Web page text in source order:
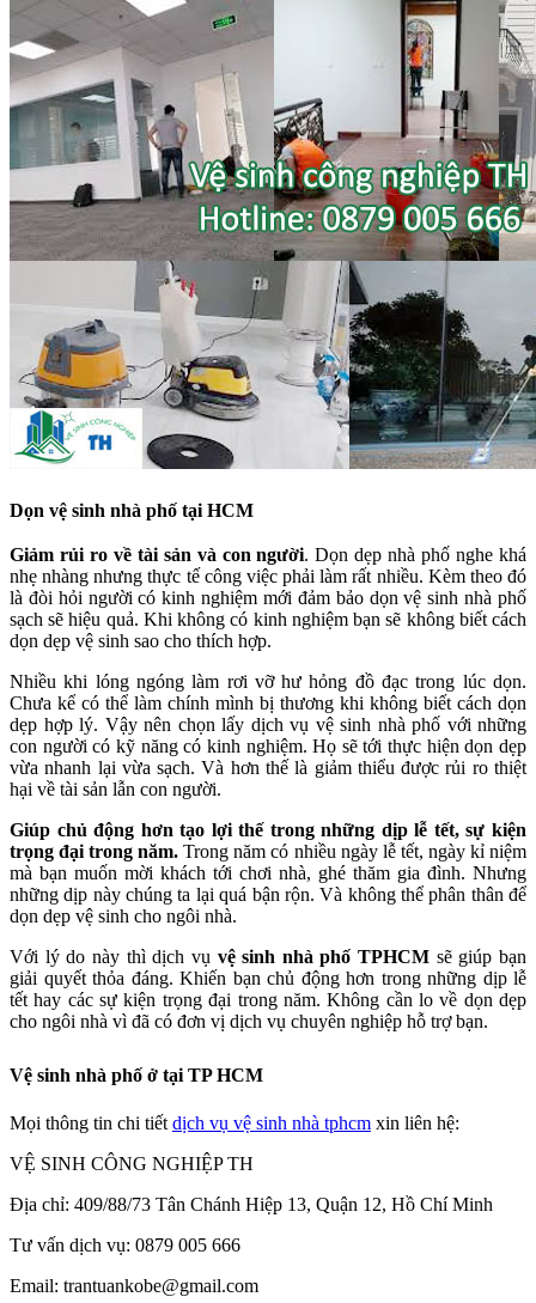
Dọn vệ sinh nhà phố tại HCM
Giảm rủi ro về tài sản và con người. Dọn dẹp nhà phố nghe khá
nhẹ nhàng nhưng thực tế công việc phải làm rất nhiều. Kèm theo đó
là đòi hỏi người có kinh nghiệm mới đảm bảo dọn vệ sinh nhà phố
sạch sẽ hiệu quả. Khi không có kinh nghiệm bạn sẽ không biết cách
dọn dẹp vệ sinh sao cho thích hợp.
Nhiều khi lóng ngóng làm rơi vỡ hư hỏng đồ đạc trong lúc dọn.
Chưa kể có thể làm chính mình bị thương khi không biết cách dọn
dẹp hợp lý. Vậy nên chọn lấy dịch vụ vệ sinh nhà phố với những
con người có kỹ năng có kinh nghiệm. Họ sẽ tới thực hiện dọn dẹp
vừa nhanh lại vừa sạch. Và hơn thế là giảm thiểu được rủi ro thiệt
hại về tài sản lẫn con người.
Giúp chủ động hơn tạo lợi thế trong những dịp lễ tết, sự kiện
trọng đại trong năm. Trong năm có nhiều ngày lễ tết, ngày kỉ niệm
mà bạn muốn mời khách tới chơi nhà, ghé thăm gia đình. Nhưng
những dịp này chúng ta lại quá bận rộn. Và không thể phân thân để
dọn dẹp vệ sinh cho ngôi nhà.
Với lý do này thì dịch vụ vệ sinh nhà phố TPHCM sẽ giúp bạn
giải quyết thỏa đáng. Khiến bạn chủ động hơn trong những dịp lễ
tết hay các sự kiện trọng đại trong năm. Không cần lo về dọn dẹp
cho ngôi nhà vì đã có đơn vị dịch vụ chuyên nghiệp hỗ trợ bạn.
Vệ sinh nhà phố ở tại TP HCM
Mọi thông tin chi tiết dịch vụ vệ sinh nhà tphcm xin liên hệ:
VỆ SINH CÔNG NGHIỆP TH
Địa chỉ: 409/88/73 Tân Chánh Hiệp 13, Quận 12, Hồ Chí Minh
Tư vấn dịch vụ: 0879 005 666
Email: trantuankobe@gmail.com